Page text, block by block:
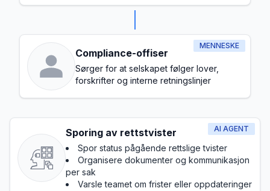
MENNESKE
Compliance-offiser
Sørger for at selskapet følger lover,
forskrifter og interne retningslinjer
AI AGENT
Sporing av rettstvister
Spor status pågående rettslige tvister
Organisere dokumenter og kommunikasjon
per sak
Varsle teamet om frister eller oppdateringer